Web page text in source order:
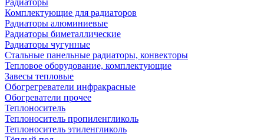
Радиаторы
Комплектующие для радиаторов
Радиаторы алюминиевые
Радиаторы биметаллические
Радиаторы чугунные
Стальные панельные радиаторы, конвекторы
Тепловое оборудование, комплектующие
Завесы тепловые
Обогрегреватели инфракрасные
Обогреватели прочее
Теплоноситель
Теплоноситель пропиленгликоль
Теплоноситель этиленгликоль